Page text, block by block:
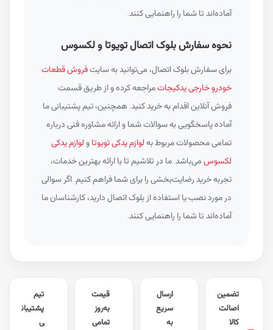
آماده‌اند تا شما را راهنمایی کنند.
نحوه سفارش بلوک اتصال تویوتا و لکسوس
برای سفارش بلوک اتصال، می‌توانید به سایتفروش قطعات
خودرو خارجی یدکیجاتمراجعه کرده و از طریق قسمت
فروش آنلاین اقدام به خرید کنید. همچنین، تیم پشتیبانی ما
آماده پاسخگویی به سوالات شما و ارائه مشاوره فنی درباره
تمامی محصولات مربوط بهلوازم یدکی تویوتاولوازم یدکی
لکسوسمی‌باشد. ما در تلاشیم تا با ارائه بهترین خدمات،
تجربه خرید رضایت‌بخشی را برای شما فراهم کنیم. اگر سوالی
در مورد نصب یا استفاده از بلوک اتصال دارید، کارشناسان ما
آماده‌اند تا شما را راهنمایی کنند.
پشتیبان
قیمت
به‌روز
تمامی
ارسال
سریع
تضمین
اصالت